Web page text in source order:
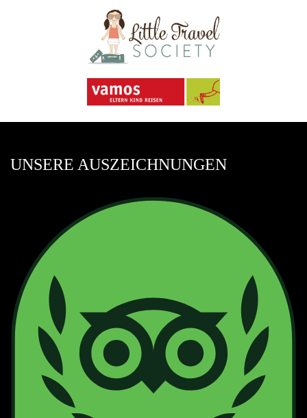
UNSERE AUSZEICHNUNGEN